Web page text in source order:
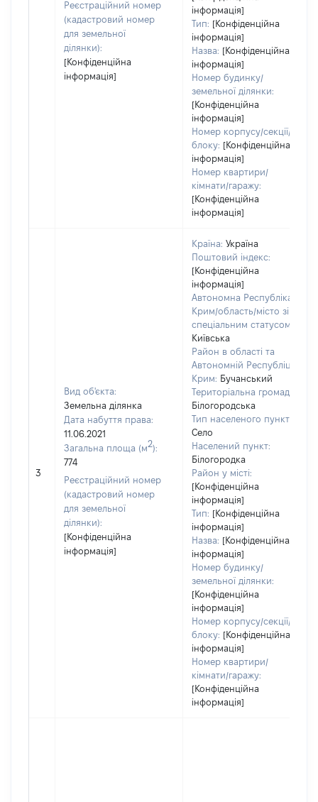
Реєстраційний номер
(кадастровий номер
для земельної
ділянки):
[Конфіденційна
інформація]
інформація]
Тип: [Конфіденційна
інформація]
Назва: [Конфіденційна
інформація]
Номер будинку/
земельної ділянки:
[Конфіденційна
інформація]
Номер корпусу/секції/
блоку: [Конфіденційна
інформація]
Номер квартири/
кімнати/гаражу:
[Конфіденційна
інформація]
3
Вид об'єкта:
Земельна ділянка
Дата набуття права:
11.06.2021
Загальна площа (м2):
774
Реєстраційний номер
(кадастровий номер
для земельної
ділянки):
[Конфіденційна
інформація]
Країна: Україна
Поштовий індекс:
[Конфіденційна
інформація]
Автономна Республіка
Крим/область/місто зі
спеціальним статусом:
Київська
Район в області та
Автономній Республіці
Крим: Бучанський
Територіальна громада:
Білогородська
Тип населеного пункту:
Село
Населений пункт:
Білогородка
Район у місті:
[Конфіденційна
інформація]
Тип: [Конфіденційна
інформація]
Назва: [Конфіденційна
інформація]
Номер будинку/
земельної ділянки:
[Конфіденційна
інформація]
Номер корпусу/секції/
блоку: [Конфіденційна
інформація]
Номер квартири/
кімнати/гаражу:
[Конфіденційна
інформація]